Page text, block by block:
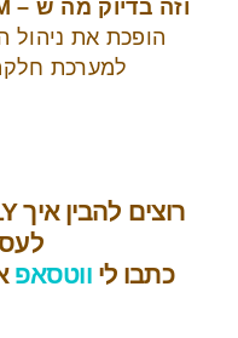
וזה בדיוק מה ש – CONVERTLY CRM
הופכת את
למערכת
רוצים להבין איך
כתבו ליווטסאפ